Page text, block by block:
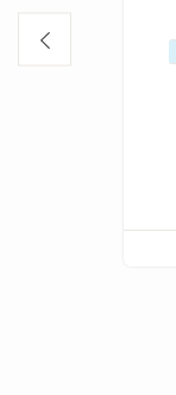
وشاح
ازياء